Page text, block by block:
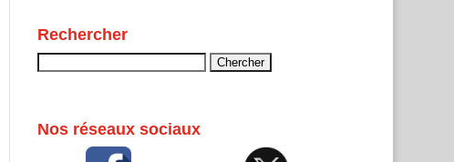
Rechercher
Nos réseaux sociaux